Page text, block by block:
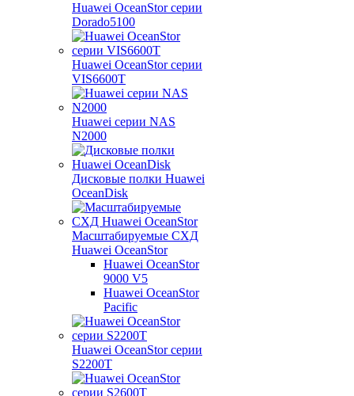
Huawei OceanStor серии
Dorado5100
Huawei OceanStor серии
VIS6600T
Huawei серии NAS
N2000
Дисковые полки Huawei
OceanDisk
Масштабируемые СХД
Huawei OceanStor
Huawei OceanStor
9000 V5
Huawei OceanStor
Pacific
Huawei OceanStor серии
S2200T